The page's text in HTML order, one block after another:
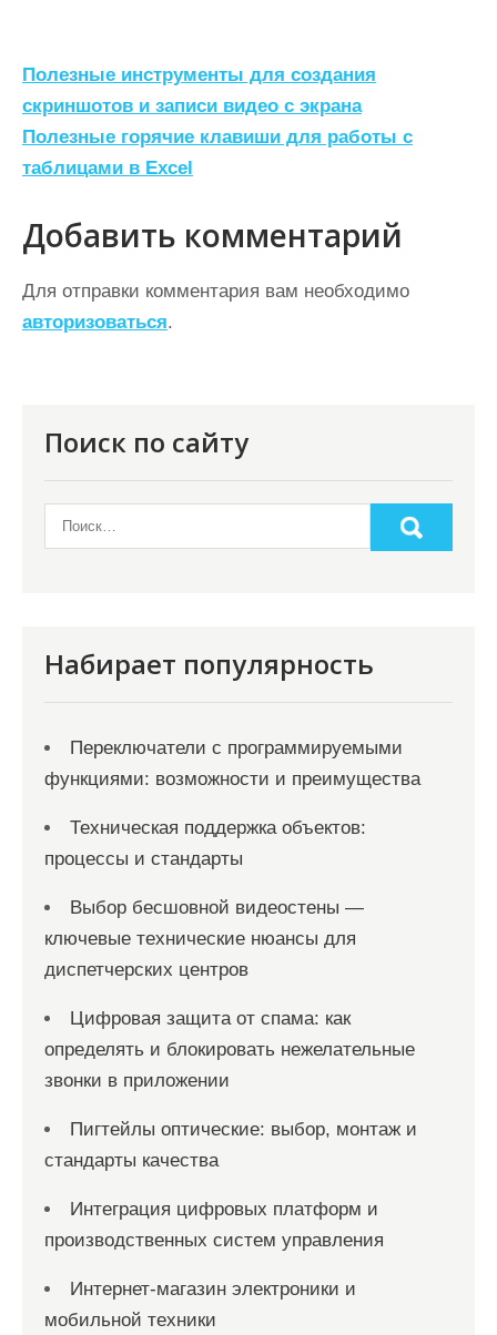
Н
а
в
и
г
а
ц
и
м
Полезные инструменты для создания
скриншотов и записи видео с экрана
Полезные горячие клавиши для работы с
таблицами в Excel
Добавить комментарий
Для отправки комментария вам необходимо
авторизоваться.
Поиск по сайту
Набирает популярность
Переключатели с программируемыми
функциями: возможности и преимущества
Техническая поддержка объектов:
процессы и стандарты
Выбор бесшовной видеостены —
ключевые технические нюансы для
диспетчерских центров
Цифровая защита от спама: как
определять и блокировать нежелательные
звонки в приложении
Пигтейлы оптические: выбор, монтаж и
стандарты качества
Интеграция цифровых платформ и
производственных систем управления
Интернет-магазин электроники и
мобильной техники